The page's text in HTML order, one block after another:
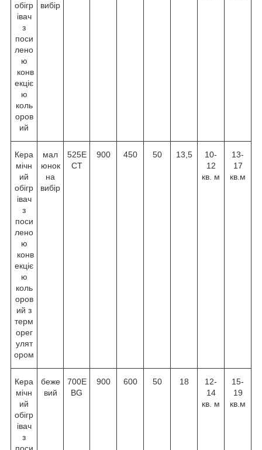
обігр
івач
з
поси
лено
ю
конв
екціє
ю
коль
оров
ий
вибір
Кера
мічн
ий
обігр
івач
з
поси
лено
ю
конв
екціє
ю
коль
оров
ий з
терм
орег
улят
ором
мал
юнок
на
вибір
525E
CТ
900 450 50 13,5
10-
12
кв. м
13-
17
кв.м
Кера
мічн
ий
обігр
івач
з
беже
вий
700E
BG
900 600 50 18
12-
14
кв. м
15-
19
кв.м